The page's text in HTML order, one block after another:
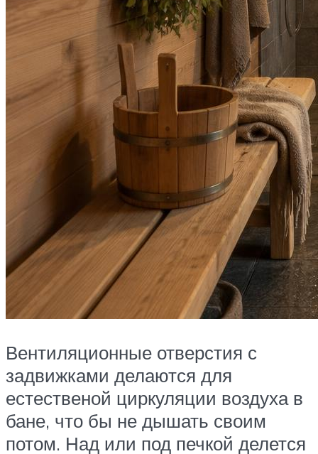
Вентиляционные отверстия с
задвижками делаются для
естественой циркуляции воздуха в
бане, что бы не дышать своим
потом. Над или под печкой делется